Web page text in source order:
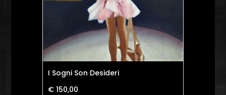
I Sogni Son Desideri
€ 150,00